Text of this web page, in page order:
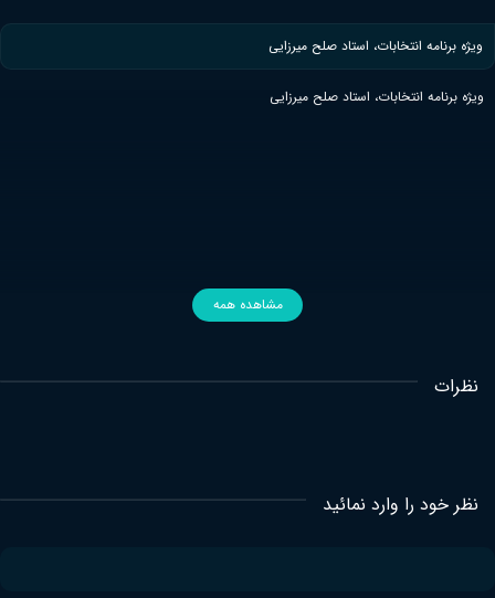
ویژه برنامه انتخابات، استاد صلح میرزایی
ویژه برنامه انتخابات، استاد صلح میرزایی
مشاهده همه
نظرات
نظر خود را وارد نمائید